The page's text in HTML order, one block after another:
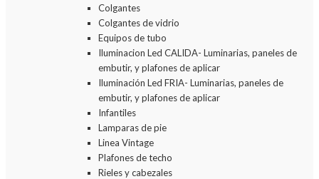
Colgantes
Colgantes de vidrio
Equipos de tubo
Iluminacion Led CALIDA- Luminarias, paneles de
embutir, y plafones de aplicar
Iluminación Led FRIA- Luminarias, paneles de
embutir, y plafones de aplicar
Infantiles
Lamparas de pie
Linea Vintage
Plafones de techo
Rieles y cabezales